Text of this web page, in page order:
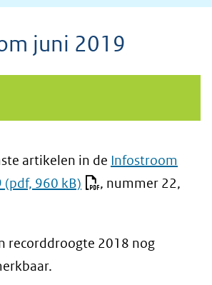
juni 2019
artikelen in de Infostroom
(pdf, 960 kB)
, nummer 22,
recorddroogte 2018 nog